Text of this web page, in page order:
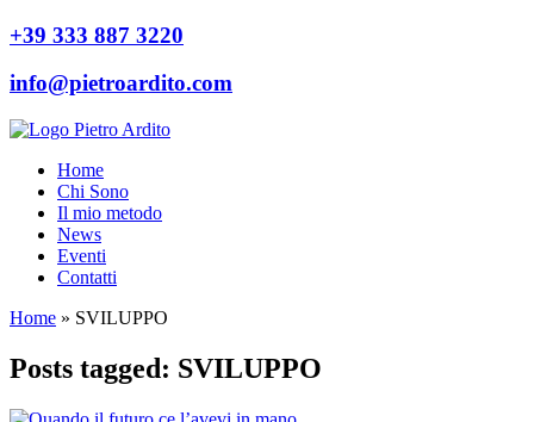
+39 333 887 3220
info@pietroardito.com
Home
Chi Sono
Il mio metodo
News
Eventi
Contatti
Home » SVILUPPO
Posts tagged: SVILUPPO